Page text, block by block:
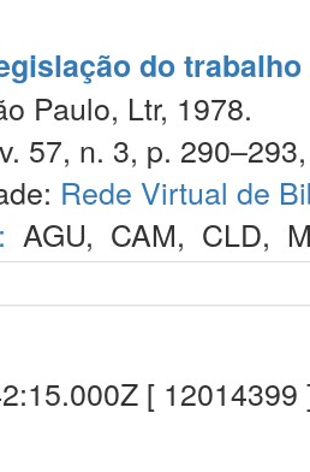
do trabalho
Paulo, Ltr, 1978.
57, n. 3, p.
Rede Virtual de
AGU, CAM, CLD,
[ 12014399